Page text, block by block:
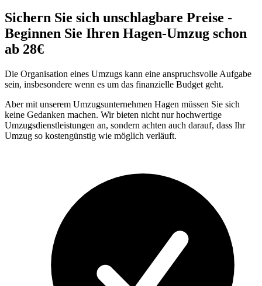
Sichern Sie sich unschlagbare Preise -
Beginnen Sie Ihren Hagen-Umzug schon
ab 28€
Die Organisation eines Umzugs kann eine anspruchsvolle Aufgabe
sein, insbesondere wenn es um das finanzielle Budget geht.
Aber mit unserem Umzugsunternehmen Hagen müssen Sie sich
keine Gedanken machen. Wir bieten nicht nur hochwertige
Umzugsdienstleistungen an, sondern achten auch darauf, dass Ihr
Umzug so kostengünstig wie möglich verläuft.